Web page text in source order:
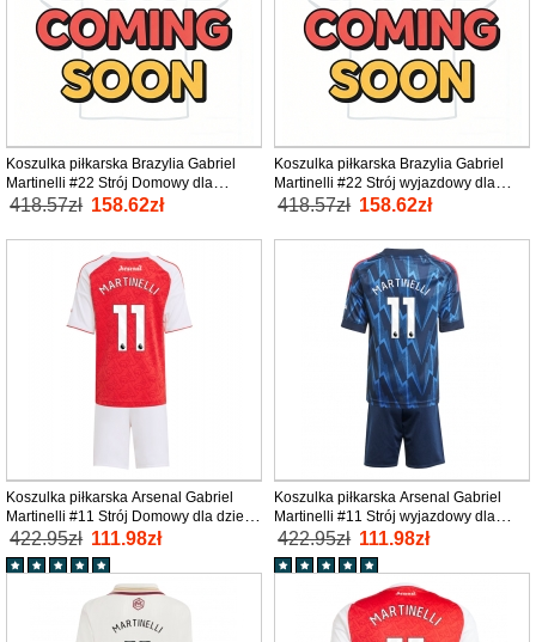
Koszulka piłkarska Brazylia Gabriel
Martinelli #22 Strój Domowy dla
kobiety MŚ 2026 tanio Krótki Rękaw
418.57zł 158.62zł
Koszulka piłkarska Brazylia Gabriel
Martinelli #22 Strój wyjazdowy dla
kobiety MŚ 2026 tanio Krótki Rękaw
418.57zł 158.62zł
Koszulka piłkarska Arsenal Gabriel
Martinelli #11 Strój Domowy dla dzieci
2025-26 tanio Krótki Rękaw (+ Krótkie
spodenki)
422.95zł 111.98zł
Koszulka piłkarska Arsenal Gabriel
Martinelli #11 Strój wyjazdowy dla
dzieci 2025-26 tanio Krótki Rękaw (+
Krótkie spodenki)
422.95zł 111.98zł